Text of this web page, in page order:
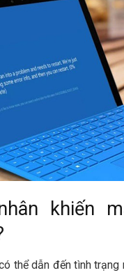
khiến
thể dẫn đến tình